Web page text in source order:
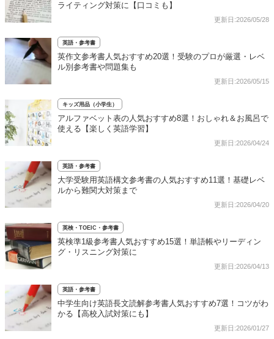
ライティング対策に【口コミも】
更新日:2026/05/28
英語・参考書
英作文参考書人気おすすめ20選！受験のプロが厳選・レベ
ル別参考書や問題集も
更新日:2026/05/15
キッズ用品（小学生）
アルファベット表の人気おすすめ8選！おしゃれ＆お風呂で
使える【楽しく英語学習】
更新日:2026/04/24
英語・参考書
大学受験用英語構文参考書の人気おすすめ11選！基礎レベ
ルから難関大対策まで
更新日:2026/04/20
英検・TOEIC・参考書
英検準1級参考書人気おすすめ15選！単語帳やリーディン
グ・リスニング対策に
更新日:2026/04/13
英語・参考書
中学生向け英語長文読解参考書人気おすすめ7選！コツがわ
かる【高校入試対策にも】
更新日:2026/01/27